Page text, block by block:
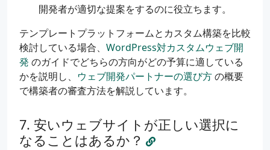
開発者が適切な提案をするのに役立ちます。
テンプレートプラットフォームとカスタム構築を比較
検討している場合、 WordPress対カスタムウェブ開
発 のガイドでどちらの方向がどの予算に適している
かを説明し、 ウェブ開発パートナーの選び方の概要
で構築者の審査方法を解説しています。
安いウェブサイトが正しい選択に
なることはあるか？